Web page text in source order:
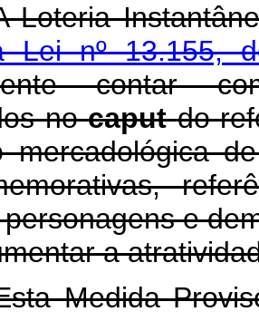
Loteria
Lei nº 13.155,
contar
nocaputdo
mercadológica
e
a
Medida